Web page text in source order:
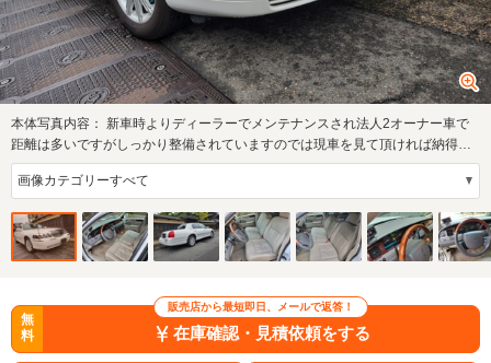
本体写真内容： 新車時よりディーラーでメンテナンスされ法人2オーナー車で
距離は多いですがしっかり整備されていますのでは現車を見て頂ければ納得で
きる車両です…
販売店から最短即日、メールで返答！
無
料
在庫確認・見積依頼をする